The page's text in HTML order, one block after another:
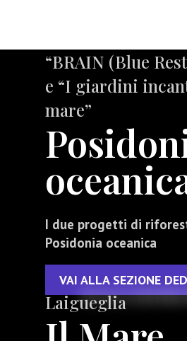
“BRAIN (Blue
e “I giardini
mare”
I due progetti di
Posidonia oceanica
VAI ALLA SEZIONE
Laigueglia